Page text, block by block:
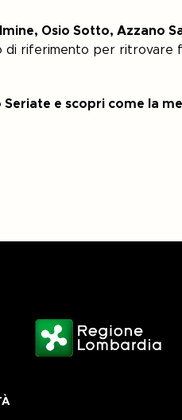
Osio Sotto, Azzano
di riferimento per ritrovare
e scopri come la